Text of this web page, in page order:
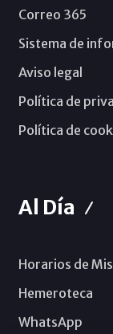
Correo 365
Sistema de
Aviso legal
Política de
Política de
Al Día
Horarios de
Hemeroteca
WhatsApp